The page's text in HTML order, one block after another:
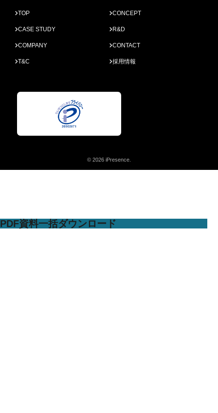
TOP CONCEPT
CASE STUDY R&D
COMPANY CONTACT
T&C 採用情報
© 2026 iPresence.
PDF資料一括ダウンロード